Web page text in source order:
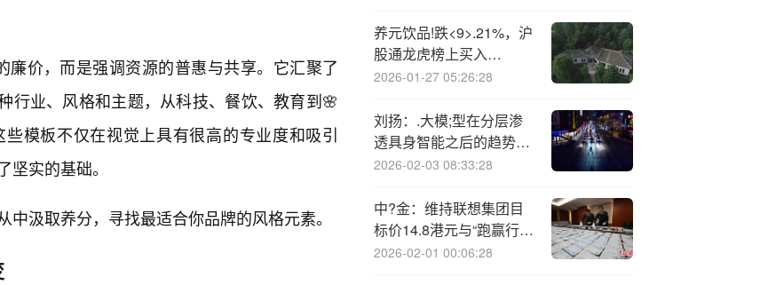
廉价，而是强调资源的普惠与共享。它汇聚了
行业、风格和主题，从科技、餐饮、教育到🌸
模板不仅在视觉上具有很高的专业度和吸引
实的基础。
汲取养分，寻找最适合你品牌的风格元素。
养元饮品!跌<9>.21%，沪
股通龙虎榜上买入
2226.93万元，卖出
2026-01-27 05:26:28
刘扬：.大模;型在分层渗
透具身智能之后的趋势和
机会
2026-02-03 08:33:28
中?金：维持联想集团目
标价14.8港元与“跑赢行
业”评级
2026-02-01 00:06:28